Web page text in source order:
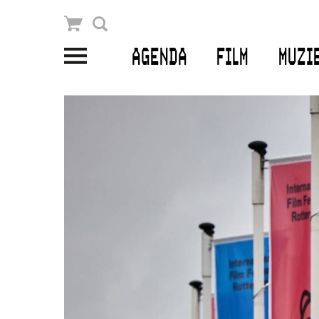
AGENDA FILM
Winkelmandje
PLAN JE BEZOEK
Schoolvoorstellingen
Filmprogramma’s Primair Onderwijs